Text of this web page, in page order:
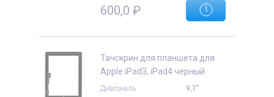
600,0 ₽
Тачскрин для планшета для
Apple iPad3, iPad4 черный
Диагональ
9,7"